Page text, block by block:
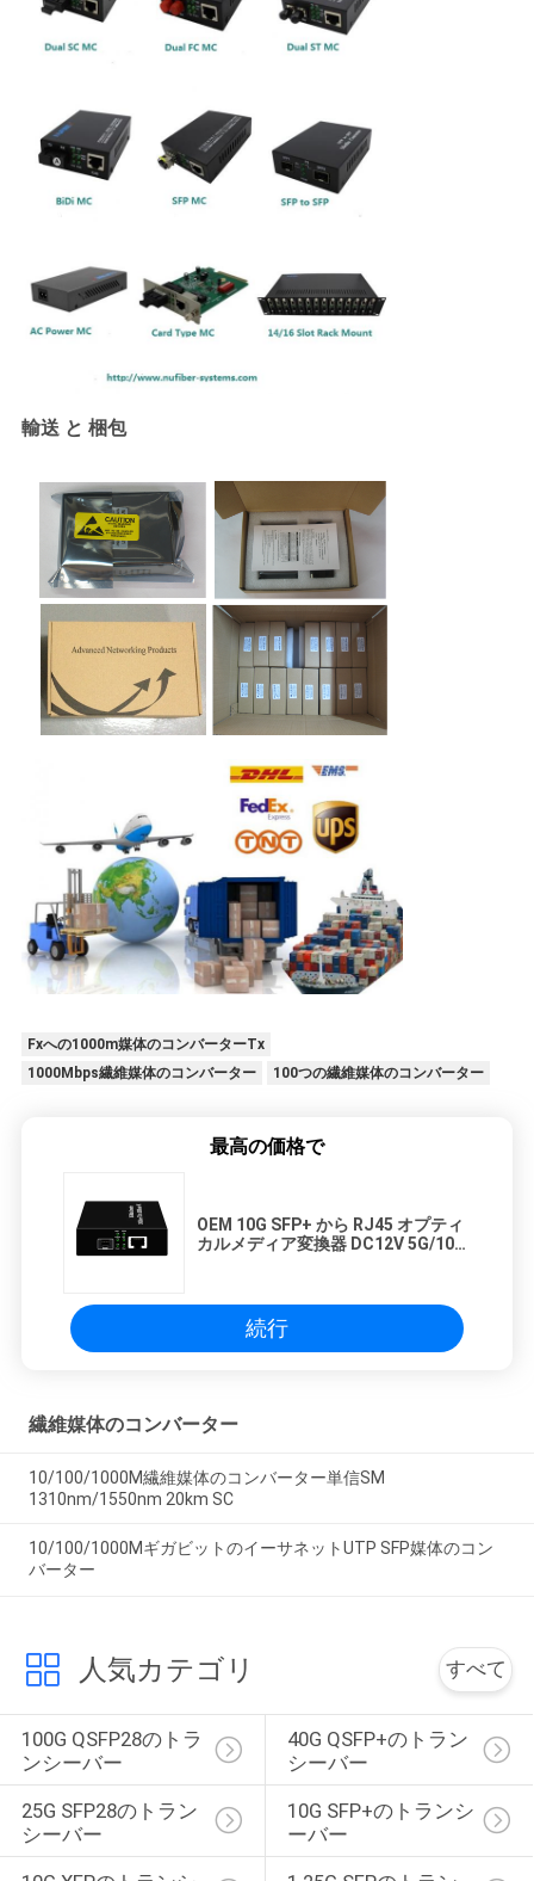
輸送 と 梱包
Fxへの1000m媒体のコンバーターTx
1000Mbps繊維媒体のコンバーター
100つの繊維媒体のコンバーター
最高の価格で
OEM 10G SFP+ から RJ45 オプティ
カルメディア変換器 DC12V 5G/10G
続行
繊維媒体のコンバーター
10/100/1000M繊維媒体のコンバーター単信SM
1310nm/1550nm 20km SC
10/100/1000MギガビットのイーサネットUTP SFP媒体のコン
バーター
人気カテゴリ すべて
100G QSFP28のトラ
ンシーバー
40G QSFP+のトラン
シーバー
25G SFP28のトラン
シーバー
10G SFP+のトランシ
ーバー